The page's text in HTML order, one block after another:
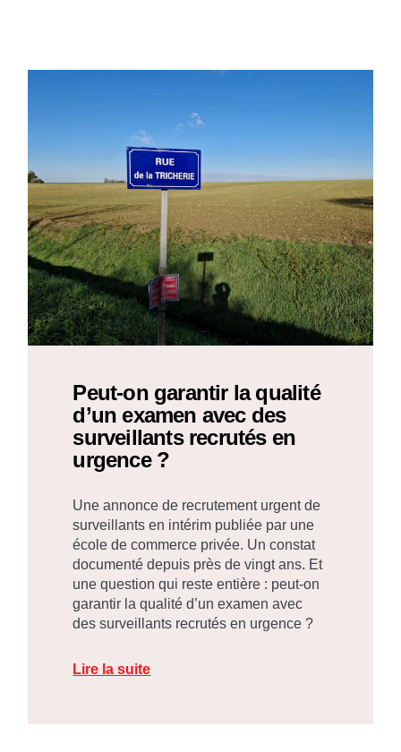
Peut-on garantir la qualité
d’un examen avec des
surveillants recrutés en
urgence ?
Une annonce de recrutement urgent de
surveillants en intérim publiée par une
école de commerce privée. Un constat
documenté depuis près de vingt ans. Et
une question qui reste entière : peut-on
garantir la qualité d’un examen avec
des surveillants recrutés en urgence ?
Lire la suite